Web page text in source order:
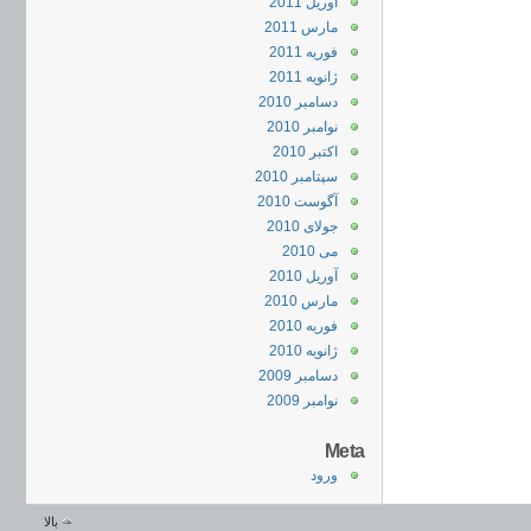
مارس 2011
فوریه 2011
ژانویه 2011
دسامبر 2010
نوامبر 2010
اکتبر 2010
سپتامبر 2010
آگوست 2010
جولای 2010
می 2010
آوریل 2010
مارس 2010
فوریه 2010
ژانویه 2010
دسامبر 2009
نوامبر 2009
Meta
ورود
بالا